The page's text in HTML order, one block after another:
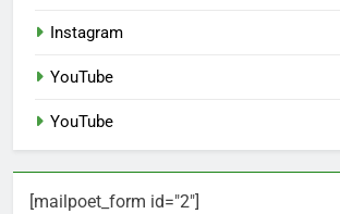
Instagram
YouTube
YouTube
[mailpoet_form id="2"]